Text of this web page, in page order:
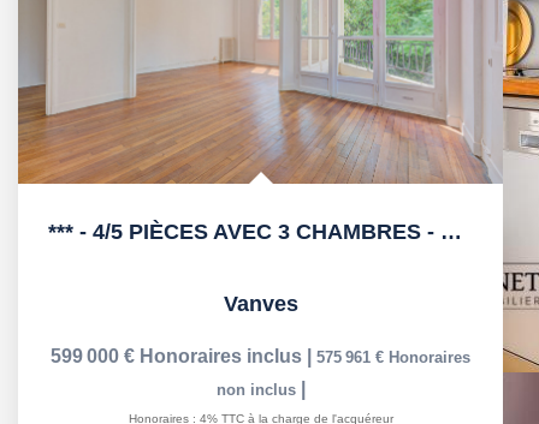
*** - 4/5 PIÈCES AVEC 3 CHAMBRES - VUE SUR PARC PIC -...
Vanves
599 000 € Honoraires inclus 575 961 € Honoraires
non inclus
Honoraires : 4% TTC à la charge de l'acquéreur